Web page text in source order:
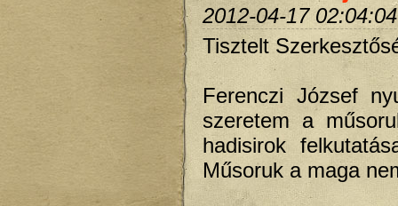
2012-04-17 02:04:04
Tisztelt
Ferenczi József
szeretem a
hadisirok
Műsoruk a maga